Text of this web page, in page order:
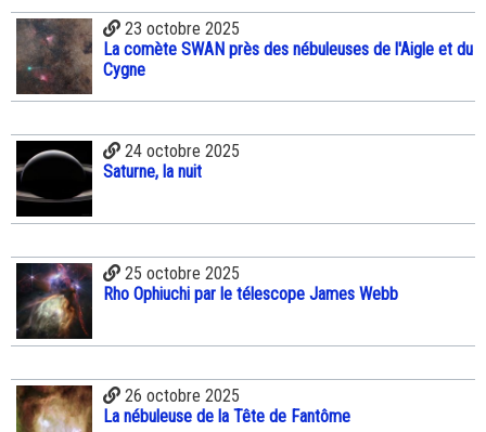
23 octobre 2025
La comète SWAN près des nébuleuses de l'Aigle et du
Cygne
24 octobre 2025
Saturne, la nuit
25 octobre 2025
Rho Ophiuchi par le télescope James Webb
26 octobre 2025
La nébuleuse de la Tête de Fantôme